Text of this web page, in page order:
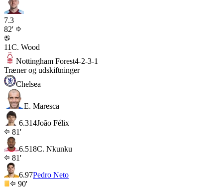
7.3
82'
11C. Wood
Nottingham Forest4-2-3-1
Træner og udskiftninger
Chelsea
E. Maresca
6.314João Félix
81'
6.518C. Nkunku
81'
6.97Pedro Neto
90'